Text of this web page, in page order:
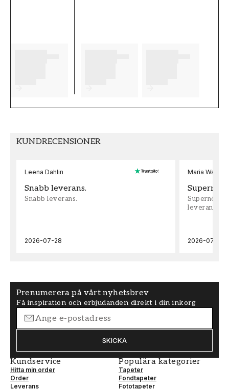
KUNDRECENSIONER
Leena Dahlin
Snabb leverans.
Snabb leverans.
2026-07-28
Maria
leveran,
2026-07-22
Prenumerera på vårt nyhetsbrev
Få inspiration och erbjudanden direkt i din inkorg
SKICKA
Kundservice
Hitta min order
Order
Leverans
Populära kategorier
Tapeter
Fondtapeter
Fototapeter